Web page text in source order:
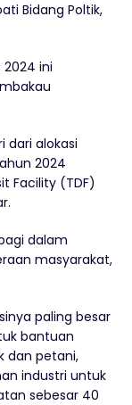
Bidang Poltik,
ini
dari alokasi
2024
Facility (TDF)
dalam
masyarakat,
paling besar
bantuan
dan petani,
industri untuk
sebesar 40